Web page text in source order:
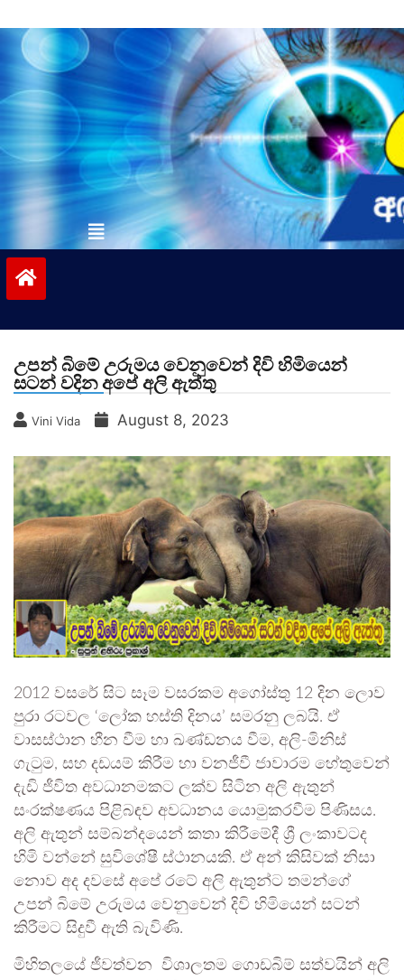
to
contentvinivida.lk
උපන් බිමේ උරුමය වෙනුවෙන් දිවි හිමියෙන්
සටන් වදින අපේ අලි ඇත්තු
Vini Vida August 8, 2023
2012 වසරේ සිට සෑම වසරකම අගෝස්තු 12 දින ලොව
පුරා රටවල ‘ලෝක හස්ති දිනය’ සමරනු ලබයි. ඒ
වාසස්ථාන හීන වීම හා ඛණ්ඩනය වීම, අලි-මිනිස්
ගැටුම, සහ දඩයම් කිරීම හා වනජීවී ජාවාරම හේතුවෙන්
දැඩි ජීවිත අවධානමකට ලක්ව සිටින අලි ඇතුන්
සංරක්ෂණය පිළිබඳව අවධානය යොමුකරවීම පිණිසය.
අලි ඇතුන් සම්බන්දයෙන් කතා කිරීමේදී ශ්‍රී ලංකාවටද
හිමි වන්නේ සුවිශේෂී ස්ථානයකි. ඒ අන් කිසිවක් නිසා
නොව අද දවසේ අපේ රටේ අලි ඇතුන්ට තමන්ගේ
උපන් බිමේ උරුමය වෙනුවෙන් දිවි හිමියෙන් සටන්
කිරීමට සිදුවී ඇති බැවිණි.
මිහිතලයේ ජීවත්වන විශාලතම ගොඩබිම් සත්වයින් අලි